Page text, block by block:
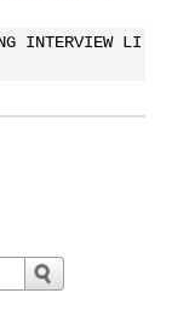
INTERVIEW LI